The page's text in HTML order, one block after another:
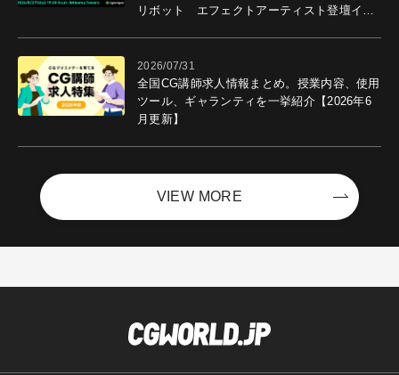
リボット エフェクトアーティスト登壇イベ
2026/07/31
全国CG講師求人情報まとめ。授業内容、使用
ツール、ギャランティを一挙紹介【2026年6
月更新】
VIEW MORE